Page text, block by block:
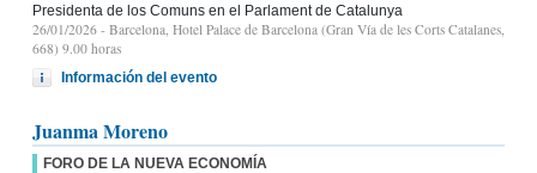
Presidenta de los Comuns en el Parlament de Catalunya
26/01/2026 - Barcelona, Hotel Palace de Barcelona (Gran Vía de les Corts Catalanes,
668) 9.00 horas
Información del evento
Juanma Moreno
FORO DE LA NUEVA ECONOMÍA